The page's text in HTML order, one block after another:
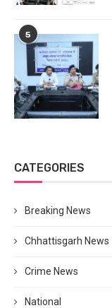
5
CATEGORIES
Breaking News
Chhattisgarh News
Crime News
National